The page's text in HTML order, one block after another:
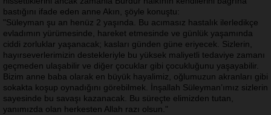
bastığını ifade eden anne Akın, şöyle konuştu:
"Süleyman şu an henüz 2 yaşında. Bu acımasız hastalık ilerledikçe
evladımın yürümesinde, hareket etmesinde ve günlük yaşamında
ciddi zorluklar yaşanacak; kasları günden güne eriyecek. Sizlerin,
hayırseverlerimizin destekleriyle bu yüksek maliyetli tedaviye zamanı
geçmeden ulaşabilir ve diğer çocuklar gibi çocukluğunu yaşayabilir.
Bizim anne baba olarak en büyük hayalimiz, oğlumuzun akranları gibi
sokakta koşup oynadığını görebilmek. İnşallah Süleyman’ımız sizlerin
sayesinde bu savaşı kazanacak. Bu süreçte elimizden tutan,
yanımızda olan herkesten Allah razı olsun."